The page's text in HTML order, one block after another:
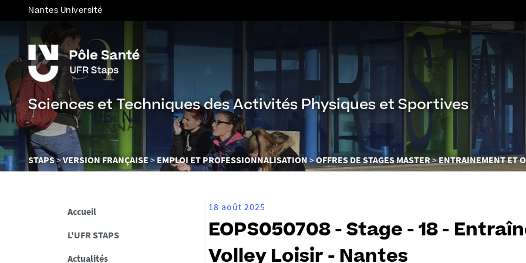
au
contenu
Nantes Université
Sciences et Techniques des Activités Physiques et Sportives
Vous
êtes
STAPS VERSION FRANÇAISE EMPLOI ET PROFESSIONNALISATION OFFRES DE STAGES MASTER ENTRAINEMENT ET
Accueil
L'UFR STAPS
Actualités
18 août 2025
EOPS050708 - Stage - 18 -
Volley Loisir - Nantes